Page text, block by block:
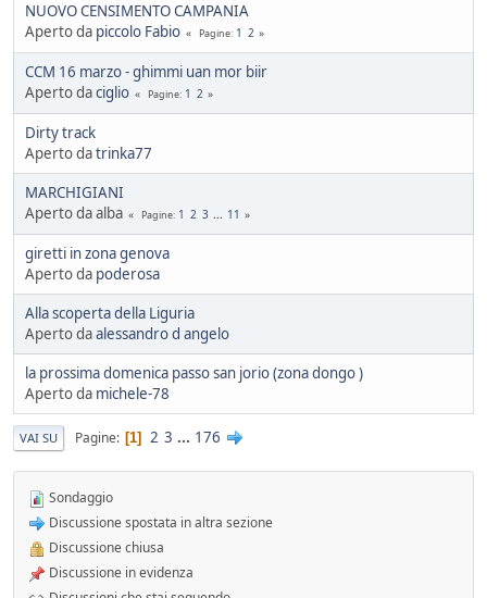
NUOVO CENSIMENTO CAMPANIA
Aperto da piccolo Fabio Pagine 1 2
CCM 16 marzo - ghimmi uan mor biir
Aperto daciglio Pagine 1 2
Dirty track
Aperto datrinka77
MARCHIGIANI
Aperto da alba
Pagine 1 2 3 ... 11
giretti in zona genova
Aperto da poderosa
Alla scoperta della Liguria
Aperto daalessandro d angelo
la prossima domenica passo san jorio (zona dongo )
Aperto da michele-78
VAI SU Pagine 1 2 3 ... 176
Sondaggio
Discussione spostata in altra sezione
Discussione chiusa
Discussione in evidenza